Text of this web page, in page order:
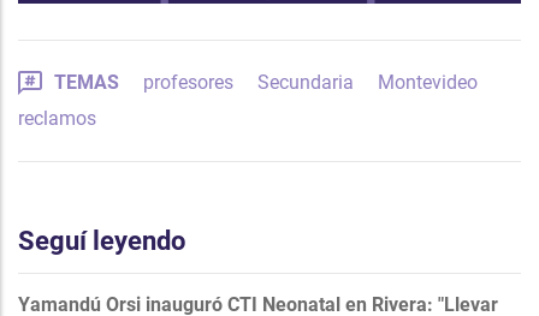
TEMAS profesores Secundaria
Montevideo
reclamos
Seguí leyendo
Yamandú Orsi inauguró CTI Neonatal en Rivera: "Llevar